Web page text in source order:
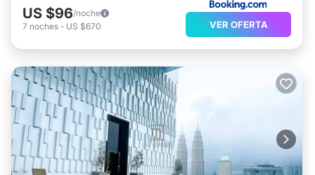
US $96/noche
7 noches - US $670 VER OFERTA